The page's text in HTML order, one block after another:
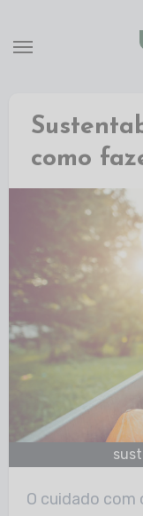
como
O cuidado com o meio ambiente é um tema